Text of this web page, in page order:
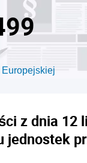
z dnia 12